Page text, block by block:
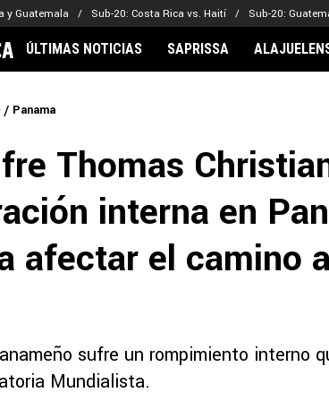
y Guatemala Sub-20: Costa Rica vs. Haití Sub-20:
de Naciones
de Campeones
Kervin Arriaga
Nathaniel Méndez-Laing
ÚLTIMAS NOTICIAS SAPRISSA
Panama
Thomas
interna en
afectar el camino
sufre un rompimiento interno
Mundialista.